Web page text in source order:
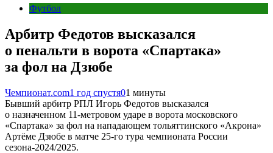
Футбол
Арбитр Федотов высказался
о пенальти в ворота «Спартака»
за фол на Дзюбе
Чемпионат.com1 год спустя01 минуты
Бывший арбитр РПЛ Игорь Федотов высказался
о назначенном 11-метровом ударе в ворота московского
«Спартака» за фол на нападающем тольяттинского «Акрона»
Артёме Дзюбе в матче 25-го тура чемпионата России
сезона-2024/2025.